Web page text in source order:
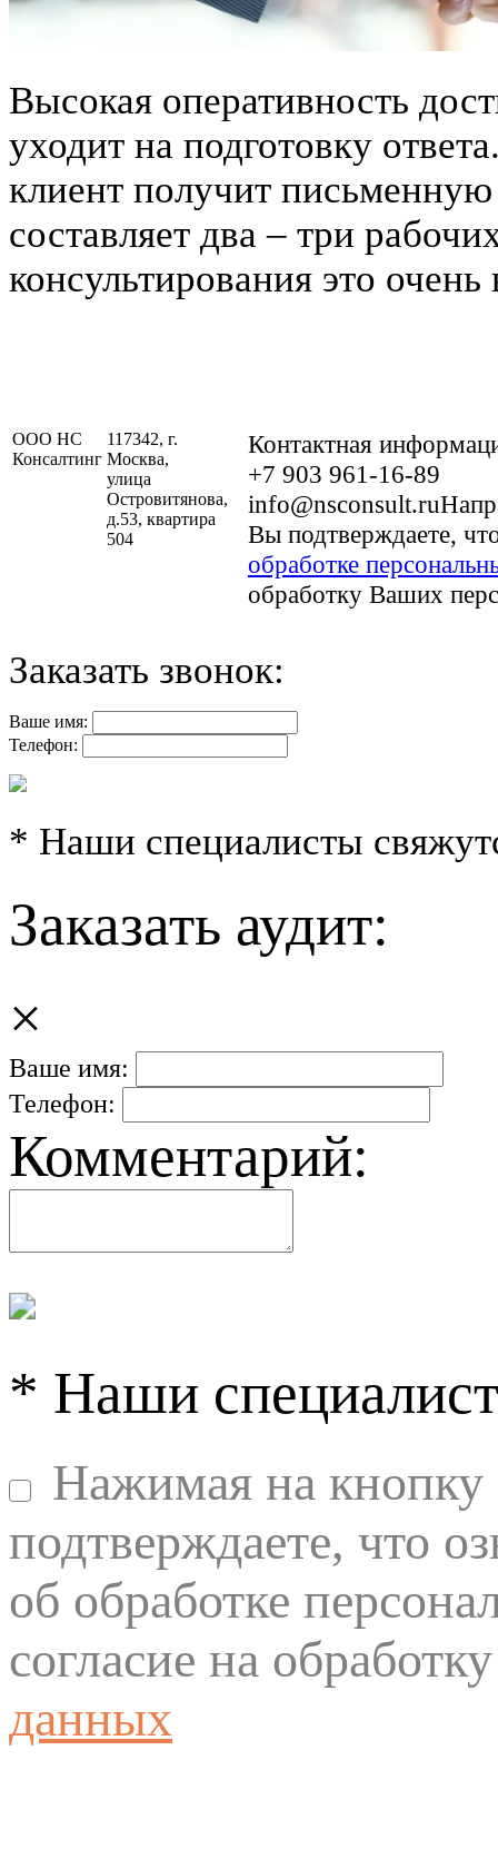
Высокая оперативность
уходит на подготовку
клиент получит
составляет два – три
консультирования это
ООО НС
Консалтинг
117342, г.
Москва,
улица
Островитянова,
д.53, квартира
504
Контактная
+7 903 961‑16‑89
info@nsconsult.ru
Вы подтверждаете,
обработке
обработку Ваших
Заказать звонок:
Ваше имя:
Телефон:
* Наши специалисты